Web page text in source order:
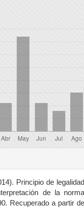
Principio de legalidad
de la norma
Recuperado a partir de